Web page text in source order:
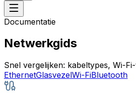
Documentatie
Netwerkgids
Snel vergelijken: kabeltypes, Wi-
EthernetGlasvezelWi-FiBluetooth